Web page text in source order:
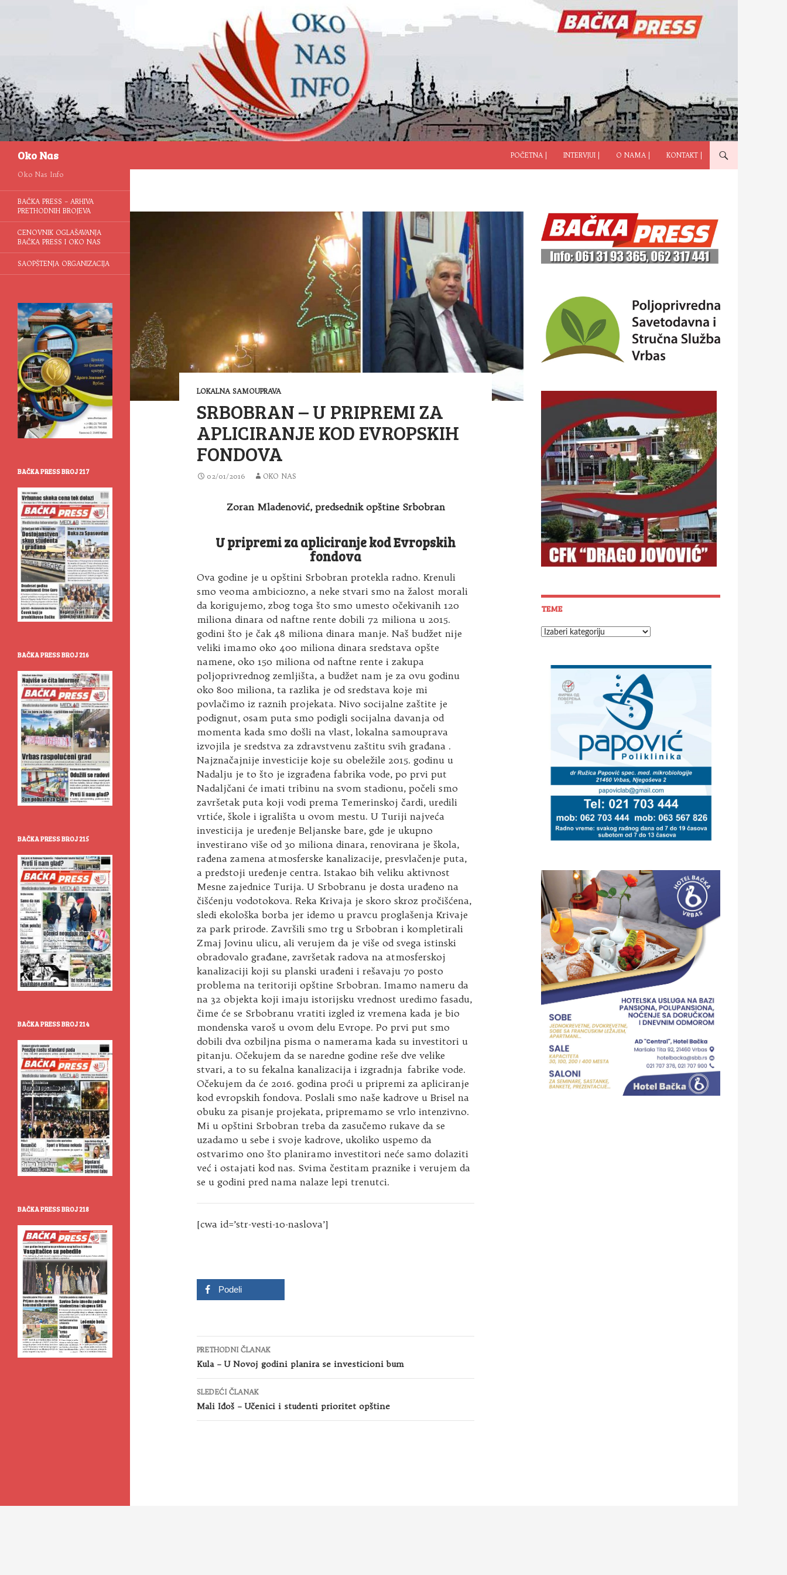
Oko Nas
POČETNA |
INTERVJUI | O NAMA | KONTAKT |
LOKALNA SAMOUPRAVA
SRBOBRAN – U PRIPREMI ZA
APLICIRANJE KOD EVROPSKIH
FONDOVA
02/01/2016 OKO NAS
Zoran Mladenović, predsednik opštine Srbobran
U pripremi za apliciranje kod Evropskih
fondova
Ova godine je u opštini Srbobran protekla radno. Krenuli
smo veoma ambiciozno, a neke stvari smo na žalost morali
da korigujemo, zbog toga što smo umesto očekivanih 120
miliona dinara od naftne rente dobili 72 miliona u 2015.
godini što je čak 48 miliona dinara manje. Naš budžet nije
veliki imamo oko 400 miliona dinara sredstava opšte
namene, oko 150 miliona od naftne rente i zakupa
poljoprivrednog zemljišta, a budžet nam je za ovu godinu
oko 800 miliona, ta razlika je od sredstava koje mi
povlačimo iz raznih projekata. Nivo socijalne zaštite je
podignut, osam puta smo podigli socijalna davanja od
momenta kada smo došli na vlast, lokalna samouprava
izvojila je sredstva za zdravstvenu zaštitu svih građana .
Najznačajnije investicije koje su obeležile 2015. godinu u
Nadalju je to što je izgrađena fabrika vode, po prvi put
Nadaljčani će imati tribinu na svom stadionu, počeli smo
završetak puta koji vodi prema Temerinskoj čardi, uredili
vrtiće, škole i igrališta u ovom mestu. U Turiji najveća
investicija je uređenje Beljanske bare, gde je ukupno
investirano više od 30 miliona dinara, renovirana je škola,
rađena zamena atmosferske kanalizacije, presvlačenje puta,
a predstoji uređenje centra. Istakao bih veliku aktivnost
Mesne zajednice Turija. U Srbobranu je dosta urađeno na
čišćenju vodotokova. Reka Krivaja je skoro skroz pročišćena,
sledi ekološka borba jer idemo u pravcu proglašenja Krivaje
za park prirode. Završili smo trg u Srbobran i kompletirali
Zmaj Jovinu ulicu, ali verujem da je više od svega istinski
obradovalo građane, završetak radova na atmosferskoj
kanalizaciji koji su planski urađeni i rešavaju 70 posto
problema na teritoriji opštine Srbobran. Imamo nameru da
na 32 objekta koji imaju istorijsku vrednost uredimo fasadu,
čime će se Srbobranu vratiti izgled iz vremena kada je bio
mondenska varoš u ovom delu Evrope. Po prvi put smo
dobili dva ozbiljna pisma o namerama kada su investitori u
pitanju. Očekujem da se naredne godine reše dve velike
stvari, a to su fekalna kanalizacija i izgradnja fabrike vode.
Očekujem da će 2016. godina proći u pripremi za apliciranje
kod evropskih fondova. Poslali smo naše kadrove u Brisel na
obuku za pisanje projekata, pripremamo se vrlo intenzivno.
Mi u opštini Srbobran treba da zasučemo rukave da se
uzadamo u sebe i svoje kadrove, ukoliko uspemo da
ostvarimo ono što planiramo investitori neće samo dolaziti
već i ostajati kod nas. Svima čestitam praznike i verujem da
se u godini pred nama nalaze lepi trenutci.
[cwa id=’str-vesti-10-naslova’]
Podeli
Kretanje
članaka
PRETHODNI ČLANAK
Kula – U Novoj godini planira se investicioni bum
SLEDEĆI ČLANAK
Mali Iđoš – Učenici i studenti prioritet opštine
TEME
Teme
Oko Nas Info
BAČKA PRESS – ARHIVA
PRETHODNIH BROJEVA
CENOVNIK OGLAŠAVANJA
BAČKA PRESS I OKO NAS
SAOPŠTENJA ORGANIZACIJA
BAČKA PRESS BROJ 217
BAČKA PRESS BROJ 216
BAČKA PRESS BROJ 215
BAČKA PRESS BROJ 214
BAČKA PRESS BROJ 218